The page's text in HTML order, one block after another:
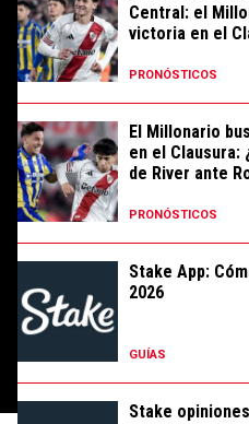
Central: el
victoria en el
PRONÓSTICOS
El Millonario
en el Clausura:
de River ante
PRONÓSTICOS
Stake App:
2026
GUÍAS
Stake